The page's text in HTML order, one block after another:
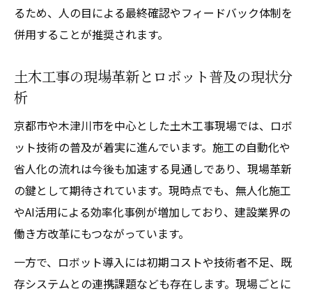
るため、人の目による最終確認やフィードバック体制を
併用することが推奨されます。
土木工事の現場革新とロボット普及の現状分
析
京都市や木津川市を中心とした土木工事現場では、ロボ
ット技術の普及が着実に進んでいます。施工の自動化や
省人化の流れは今後も加速する見通しであり、現場革新
の鍵として期待されています。現時点でも、無人化施工
やAI活用による効率化事例が増加しており、建設業界の
働き方改革にもつながっています。
一方で、ロボット導入には初期コストや技術者不足、既
存システムとの連携課題なども存在します。現場ごとに